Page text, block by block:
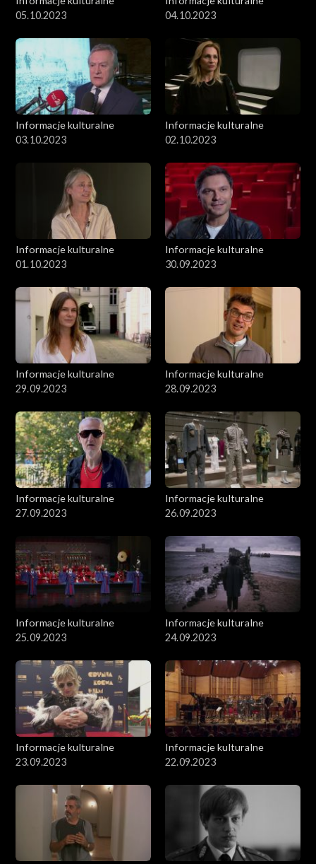
05.10.2023
04.10.2023
Informacje kulturalne
03.10.2023
Informacje kulturalne
02.10.2023
Informacje kulturalne
01.10.2023
Informacje kulturalne
30.09.2023
Informacje kulturalne
29.09.2023
Informacje kulturalne
28.09.2023
Informacje kulturalne
27.09.2023
Informacje kulturalne
26.09.2023
Informacje kulturalne
25.09.2023
Informacje kulturalne
24.09.2023
Informacje kulturalne
23.09.2023
Informacje kulturalne
22.09.2023